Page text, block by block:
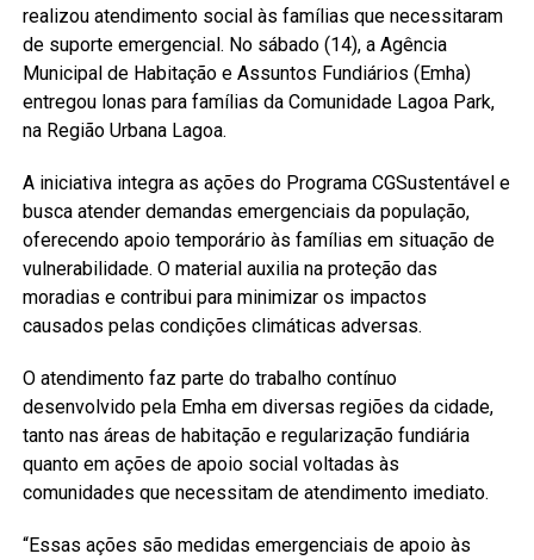
realizou atendimento social às famílias que necessitaram
de suporte emergencial. No sábado (14), a Agência
Municipal de Habitação e Assuntos Fundiários (Emha)
entregou lonas para famílias da Comunidade Lagoa Park,
na Região Urbana Lagoa.
A iniciativa integra as ações do Programa CGSustentável e
busca atender demandas emergenciais da população,
oferecendo apoio temporário às famílias em situação de
vulnerabilidade. O material auxilia na proteção das
moradias e contribui para minimizar os impactos
causados pelas condições climáticas adversas.
O atendimento faz parte do trabalho contínuo
desenvolvido pela Emha em diversas regiões da cidade,
tanto nas áreas de habitação e regularização fundiária
quanto em ações de apoio social voltadas às
comunidades que necessitam de atendimento imediato.
“Essas ações são medidas emergenciais de apoio às